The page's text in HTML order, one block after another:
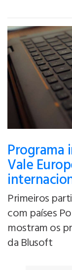
Programa
Vale
Primeiros
com países
mostram os
da Blusoft